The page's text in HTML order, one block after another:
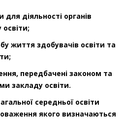
діяльності органів
життя здобувачів освіти та
передбачені законом та
закладу освіти.
середньої освіти
якого визначаються